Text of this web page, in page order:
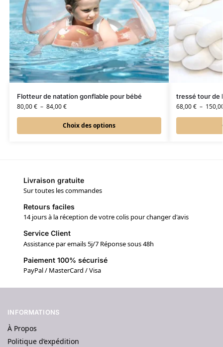
Flotteur de natation gonflable pour bébé
80,00€ – 84,00€
Choix des options
tressé tour de
68,00€ –
Livraison gratuite
Sur toutes les commandes
Retours faciles
14 jours à la réception de votre colis pour changer d'avis
Service Client
Assistance par emails 5j/7 Réponse sous 48h
Paiement 100% sécurisé
PayPal / MasterCard / Visa
INFORMATIONS
À Propos
Politique d’expédition